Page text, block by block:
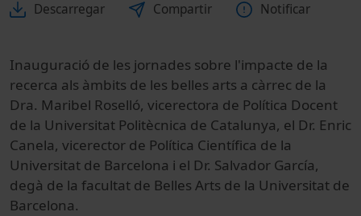
Descarregar Compartir Notificar
Inauguració de les jornades sobre l'impacte de la
recerca als àmbits de les belles arts a càrrec de la
Dra. Maribel Roselló, vicerectora de Política Docent
de la Universitat Politècnica de Catalunya, el Dr. Enric
Canela, vicerector de Política Científica de la
Universitat de Barcelona i el Dr. Salvador García,
degà de la facultat de Belles Arts de la Universitat de
Barcelona.